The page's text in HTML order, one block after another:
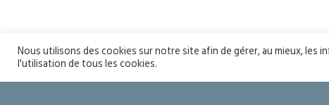
Soyons saints
Nous utilisons des cookies sur notre site afin de gérer, au mieux, les
l'utilisation de tous les cookies.